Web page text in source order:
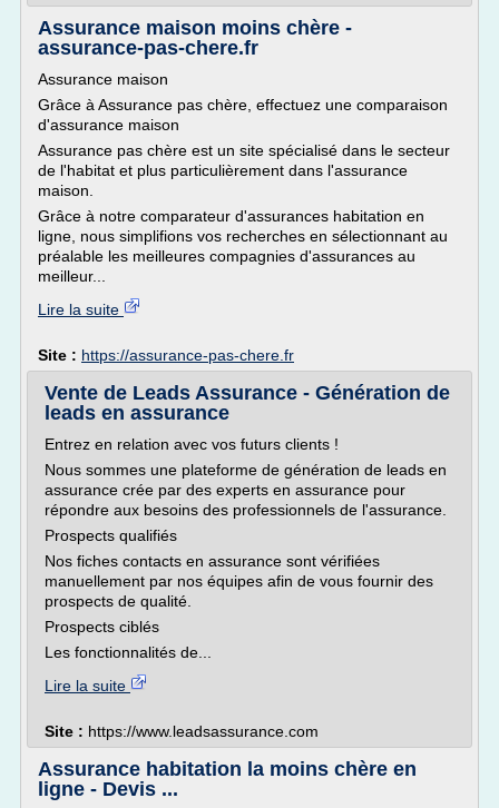
Assurance maison moins chère -
assurance-pas-chere.fr
Assurance maison
Grâce à Assurance pas chère, effectuez une comparaison
d'assurance maison
Assurance pas chère est un site spécialisé dans le secteur
de l'habitat et plus particulièrement dans l'assurance
maison.
Grâce à notre comparateur d'assurances habitation en
ligne, nous simplifions vos recherches en sélectionnant au
préalable les meilleures compagnies d'assurances au
meilleur...
Lire la suite
Site : https://assurance-pas-chere.fr
Vente de Leads Assurance - Génération de
leads en assurance
Entrez en relation avec vos futurs clients !
Nous sommes une plateforme de génération de leads en
assurance crée par des experts en assurance pour
répondre aux besoins des professionnels de l'assurance.
Prospects qualifiés
Nos fiches contacts en assurance sont vérifiées
manuellement par nos équipes afin de vous fournir des
prospects de qualité.
Prospects ciblés
Les fonctionnalités de...
Lire la suite
Site : https://www.leadsassurance.com
Assurance habitation la moins chère en
ligne - Devis ...